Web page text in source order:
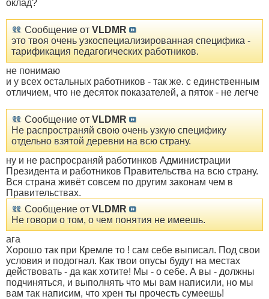
оклад?
Сообщение от VLDMR
это твоя очень узкоспециализированная специфика -
тарификация педагогических работников.
не понимаю
и у всех остальных работников - так же. с единственным
отличием, что не десяток показателей, а пяток - не легче
Сообщение от VLDMR
Не распространяй свою очень узкую специфику
отдельно взятой деревни на всю страну.
ну и не распросраняй работинков Администрации
Президента и работников Правительства на всю страну.
Вся страна живёт совсем по другим законам чем в
Правительствах.
Сообщение от VLDMR
Не говори о том, о чем понятия не имеешь.
ага
Хорошо так при Кремле то ! сам себе выписал. Под свои
условия и подогнал. Как твои опусы будут на местах
действовать - да как хотите! Мы - о себе. А вы - должны
подчиняться, и выполнять что мы вам написили, но мы
вам так написим, что хрен ты прочесть сумеешь!